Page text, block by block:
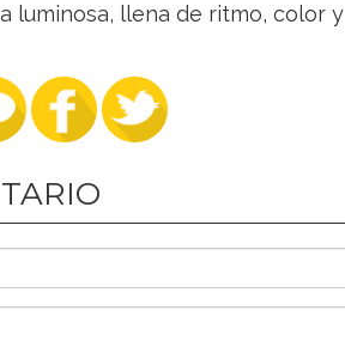
luminosa, llena de ritmo, color y